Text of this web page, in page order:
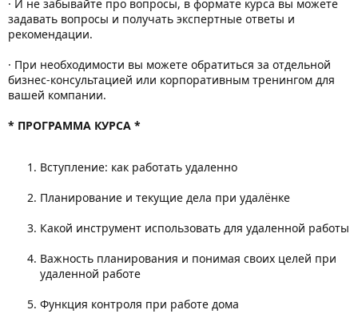
· И не забывайте про вопросы, в формате курса вы можете
задавать вопросы и получать экспертные ответы и
рекомендации.
· При необходимости вы можете обратиться за отдельной
бизнес-консультацией или корпоративным тренингом для
вашей компании.
* ПРОГРАММА КУРСА *
Вступление: как работать удаленно
Планирование и текущие дела при удалёнке
Какой инструмент использовать для удаленной работы
Важность планирования и понимая своих целей при
удаленной работе
Функция контроля при работе дома